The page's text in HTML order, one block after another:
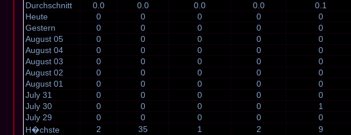
Durchschnitt 0.0 0.0 0.0 0.0 0.1
Heute
0 0 0 0 0
Gestern
0 0 0 0 0
August 05
0 0 0 0 0
August 04
0 0 0 0 0
August 03
0 0 0 0 0
August 02
0 0 0 0 0
August 01
0 0 0 0 0
July 31
0 0 0 0 0
July 30
0 0 0 0 1
July 29
0 0 0 0 0
H�chste
2 35 1 2 9